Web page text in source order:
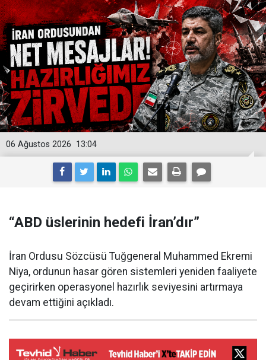
13:04
06 Ağustos 2026
“ABD üslerinin hedefi İran’dır”
İran Ordusu Sözcüsü Tuğgeneral Muhammed Ekremi
Niya, ordunun hasar gören sistemleri yeniden faaliyete
geçirirken operasyonel hazırlık seviyesini artırmaya
devam ettiğini açıkladı.